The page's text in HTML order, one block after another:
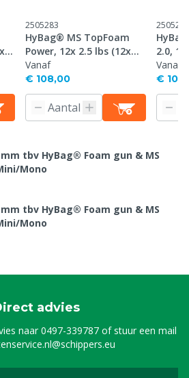
2505283
HyBag® MS TopFoam
Power, 12x 2.5 lbs (12x
1,134 kg) - Schuimreiniger
Vanaf
€ 108,00
2505286
2.0,
kg) -
Vanaf
€
tbv HyBag® Foam gun & MS
Mono
tbv HyBag® Foam gun & MS
Mono
Mono
advies
naar0497-339787of stuur een mail